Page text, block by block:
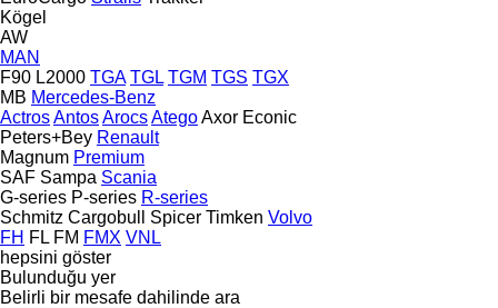
Kögel
AW
MAN
F90 L2000 TGA TGL TGM TGS TGX
MB Mercedes-Benz
ActrosAntosArocsAtegoAxor Econic
Peters+Bey Renault
Magnum Premium
SAF Sampa Scania
G-series P-series R-series
Schmitz Cargobull
Spicer Timken Volvo
FH FL FM FMX VNL
hepsini göster
Bulunduğu yer
Belirli bir mesafe dahilinde ara